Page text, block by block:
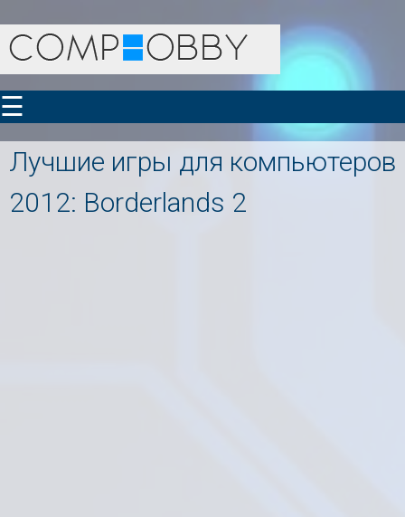
☰
Лучшие игры для компьютеров
2012: Borderlands 2